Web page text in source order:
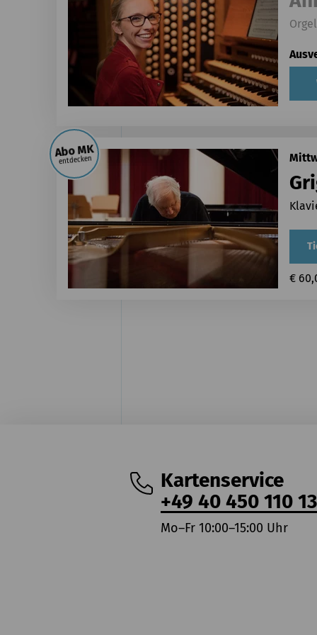
€
Abo MK
entdecken
Kartenservice
+49 40 450 110
Mo–Fr 10:00–15:00 Uhr